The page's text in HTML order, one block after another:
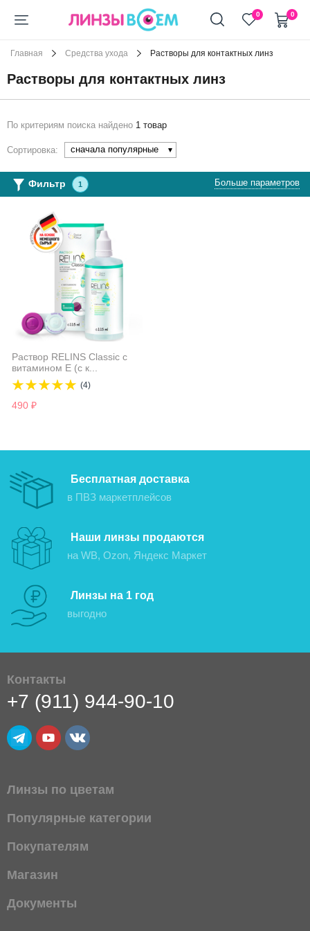
+7 (911) 944-90-10 0 0
Главная Средства ухода Растворы для контактных линз
Растворы для контактных линз
По критериям поиска найдено 1 товар
Сортировка: сначала популярные
Фильтр 1 Больше параметров
Раствор RELINS Classic с
витамином Е (с к...
(4)
490 ₽
Бесплатная доставка
в ПВЗ маркетплейсов
Наши линзы продаются
на WB, Ozon, Яндекс Маркет
Линзы на 1 год
выгодно
Контакты
+7 (911) 944-90-10
Линзы по цветам
Популярные категории
Покупателям
Магазин
Документы